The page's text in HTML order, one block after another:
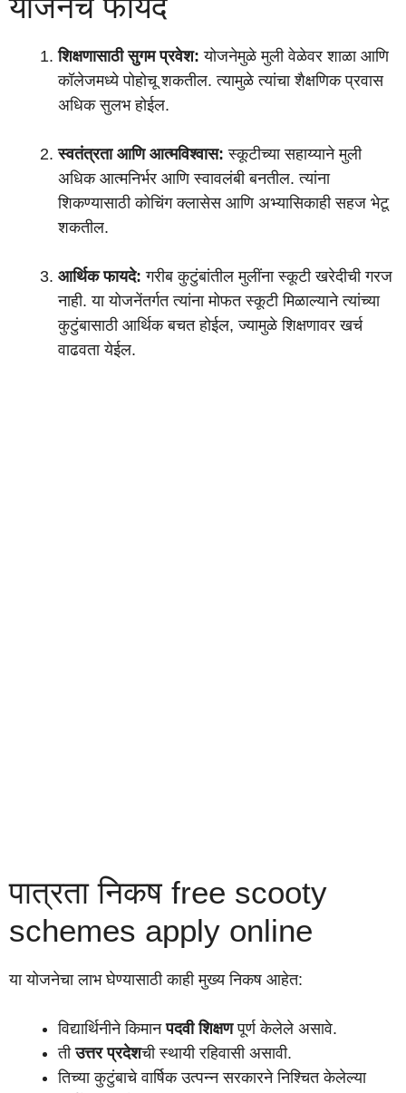
शिक्षणासाठी सुगम प्रवेश: योजनेमुळे मुली वेळेवर शाळा आणि
कॉलेजमध्ये पोहोचू शकतील. त्यामुळे त्यांचा शैक्षणिक प्रवास
अधिक सुलभ होईल.
स्वतंत्रता आणि आत्मविश्वास: स्कूटीच्या सहाय्याने मुली
अधिक आत्मनिर्भर आणि स्वावलंबी बनतील. त्यांना
शिकण्यासाठी कोचिंग क्लासेस आणि अभ्यासिकाही सहज भेटू
शकतील.
आर्थिक फायदे: गरीब कुटुंबांतील मुलींना स्कूटी खरेदीची गरज
नाही. या योजनेंतर्गत त्यांना मोफत स्कूटी मिळाल्याने त्यांच्या
कुटुंबासाठी आर्थिक बचत होईल, ज्यामुळे शिक्षणावर खर्च
वाढवता येईल.
पात्रता निकष free scooty
schemes apply online
या योजनेचा लाभ घेण्यासाठी काही मुख्य निकष आहेत:
विद्यार्थिनीने किमानपदवी शिक्षणपूर्ण केलेले असावे.
तीउत्तर प्रदेशची स्थायी रहिवासी असावी.
तिच्या कुटुंबाचे वार्षिक उत्पन्न सरकारने निश्चित केलेल्या